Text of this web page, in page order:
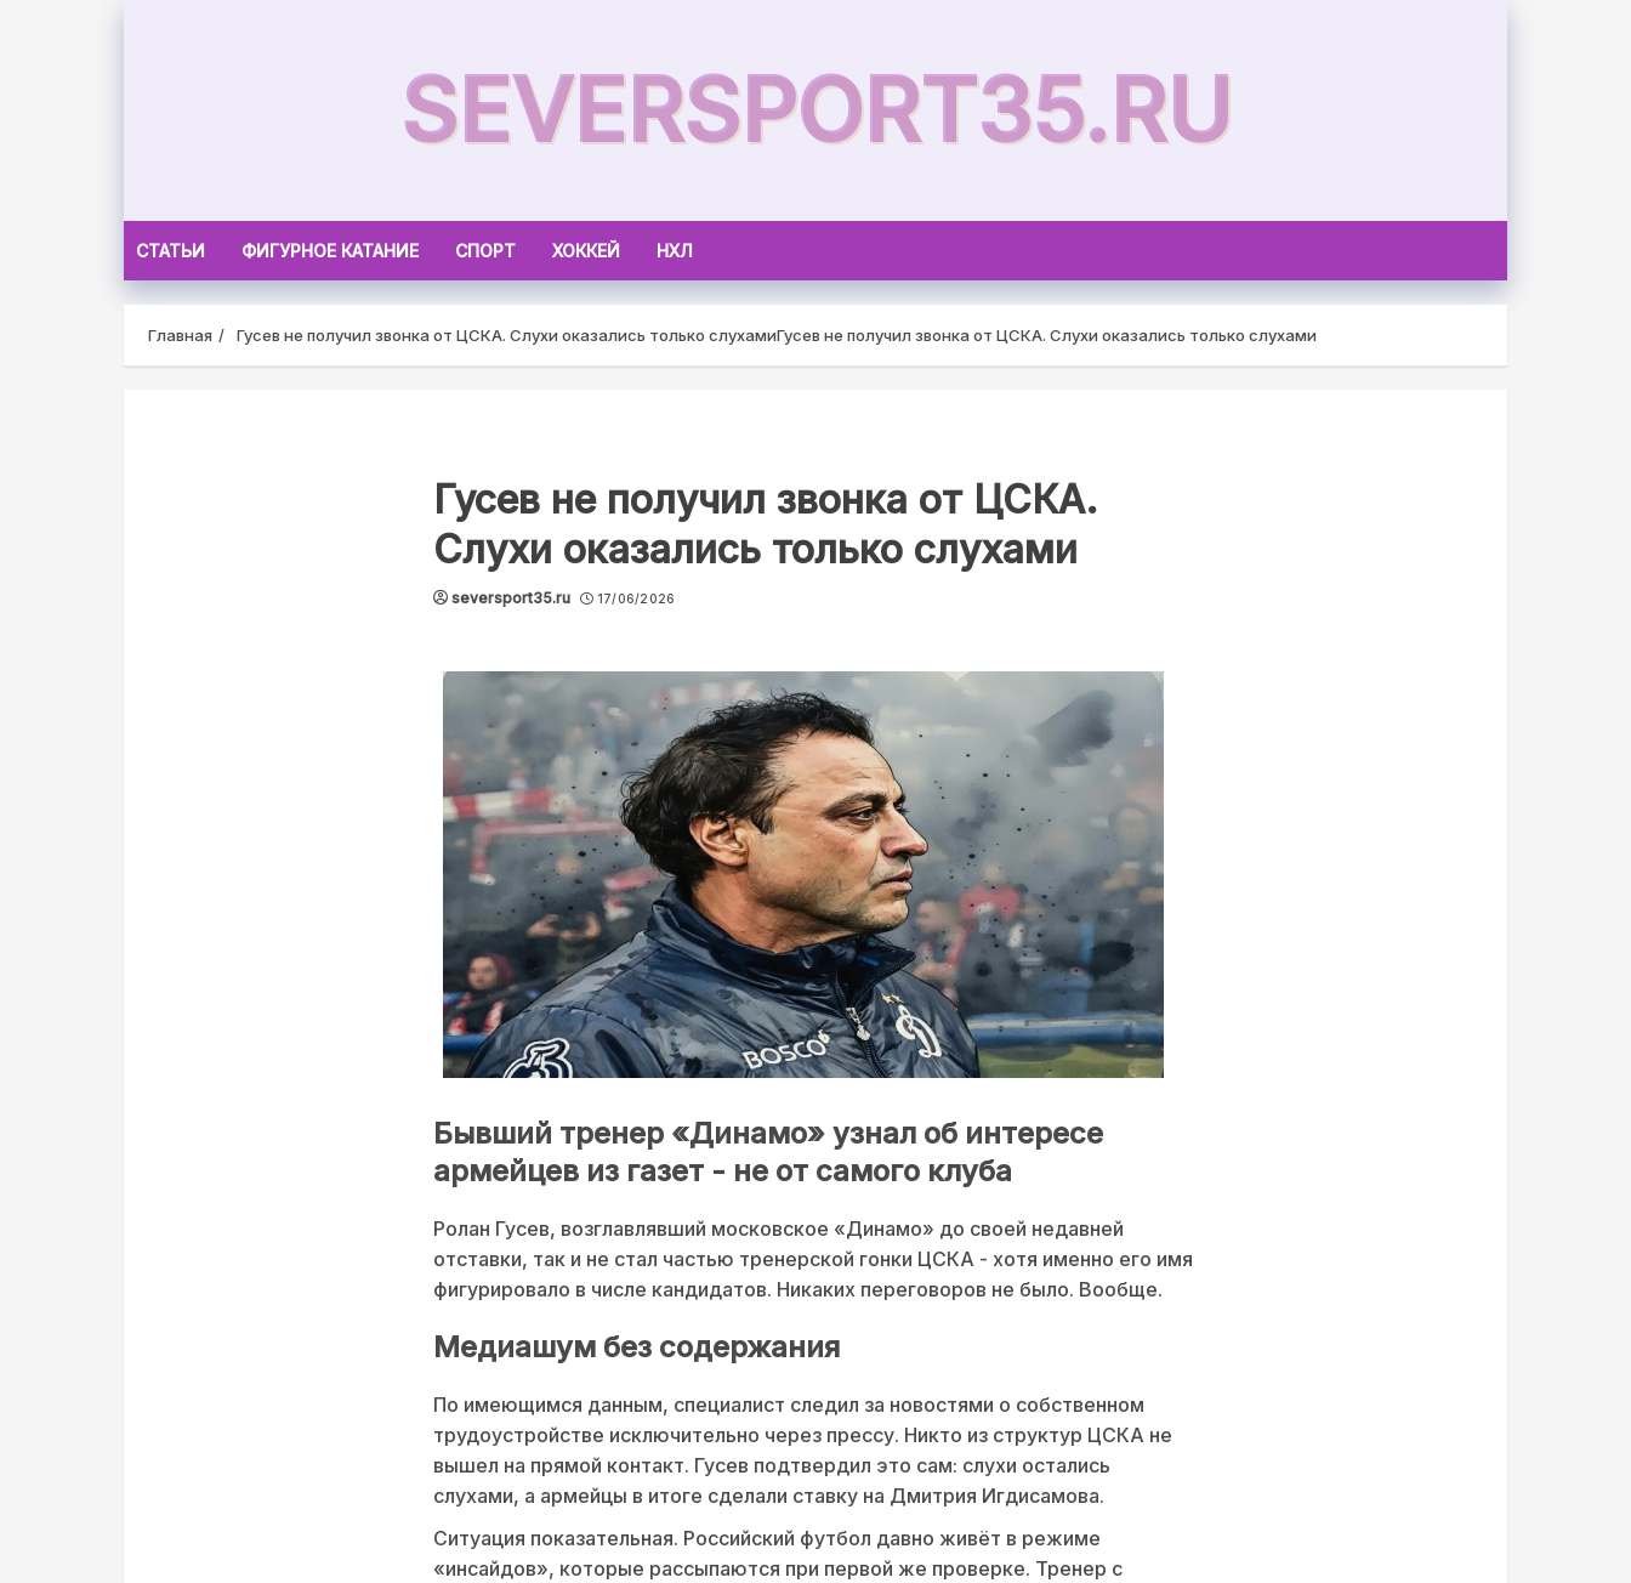
SEVERSPORT35.RU
СТАТЬИ ФИГУРНОЕ КАТАНИЕ СПОРТ ХОККЕЙ НХЛ
Главная Гусев не получил звонка от ЦСКА. Слухи оказались только слухамиГусев не получил звонка от ЦСКА. Слухи оказались только слухами
Гусев не получил звонка от ЦСКА.
Слухи оказались только слухами
seversport35.ru 17/06/2026
Бывший тренер «Динамо» узнал об интересе
армейцев из газет - не от самого клуба
Ролан Гусев, возглавлявший московское «Динамо» до своей недавней
отставки, так и не стал частью тренерской гонки ЦСКА - хотя именно его имя
фигурировало в числе кандидатов. Никаких переговоров не было. Вообще.
Медиашум без содержания
По имеющимся данным, специалист следил за новостями о собственном
трудоустройстве исключительно через прессу. Никто из структур ЦСКА не
вышел на прямой контакт. Гусев подтвердил это сам: слухи остались
слухами, а армейцы в итоге сделали ставку на Дмитрия Игдисамова.
Ситуация показательная. Российский футбол давно живёт в режиме
«инсайдов», которые рассыпаются при первой же проверке. Тренер с